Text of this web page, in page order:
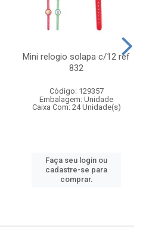
Mini relogio solapa c/12 ref
832
Código: 129357
Embalagem: Unidade
Caixa Com: 24 Unidade(s)
Faça seu login ou
cadastre-se para
comprar.